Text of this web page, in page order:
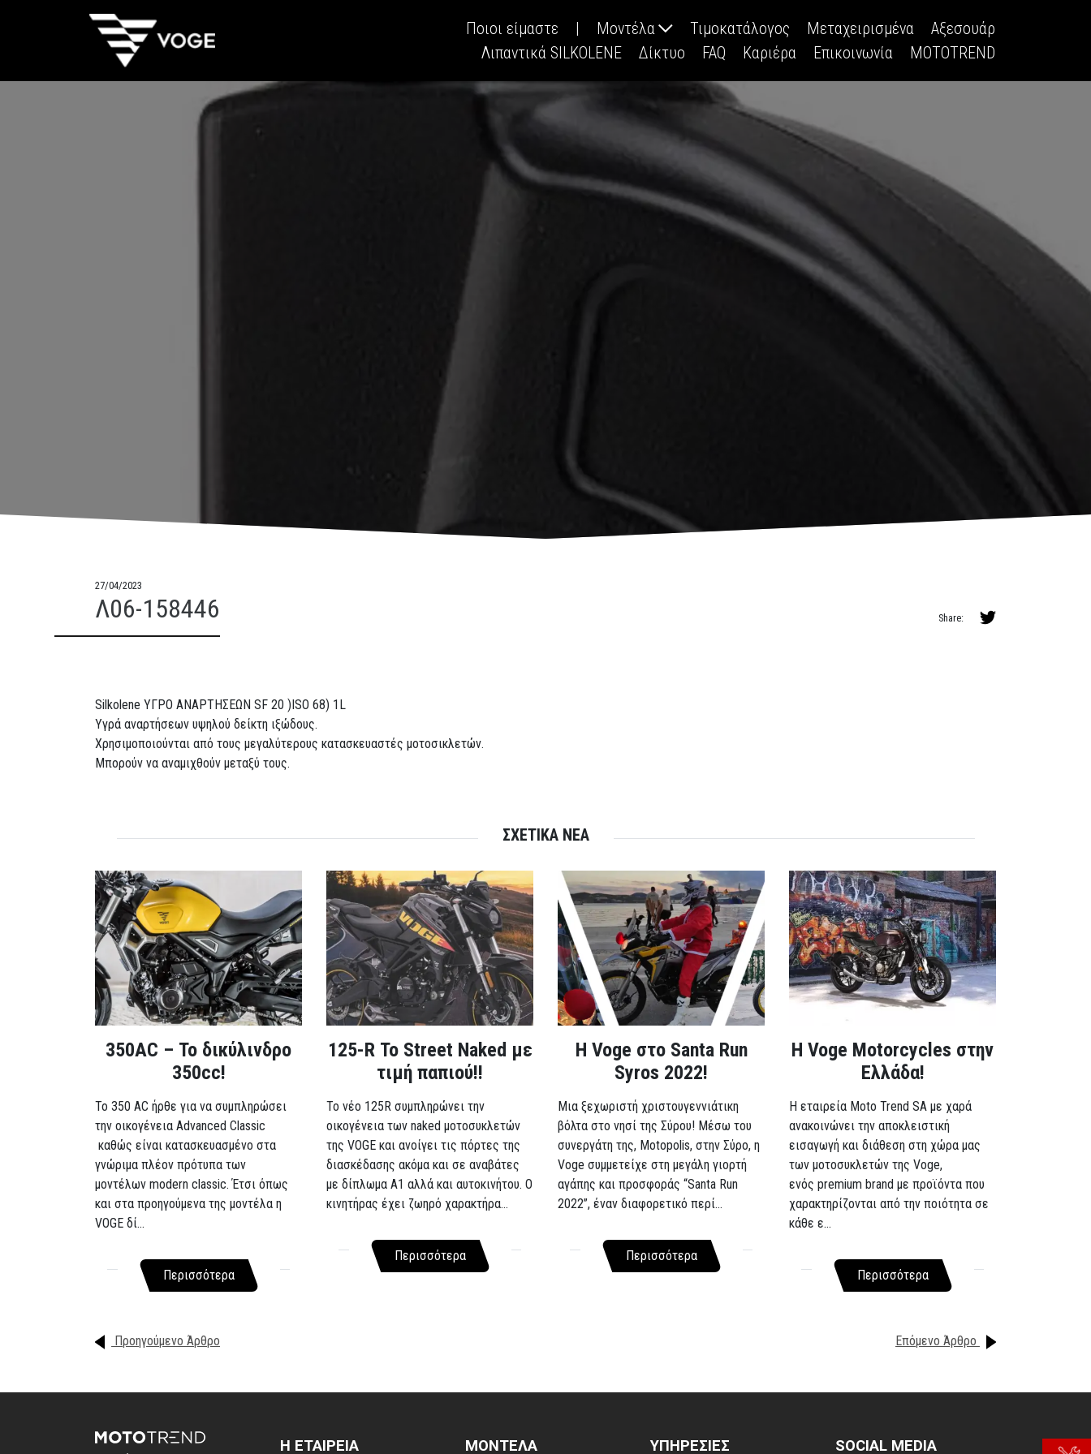
Ποιοι είμαστε | Μοντέλα Τιμοκατάλογος Μεταχειρισμένα
Αξεσουάρ
Λιπαντικά SILKOLENE
Δίκτυο FAQ Καριέρα Επικοινωνία MOTOTREND
27/04/2023
Λ06-158446 Share:
Silkolene ΥΓΡΟ ΑΝΑΡΤΗΣΕΩΝ SF 20 )ISO 68) 1L
Υγρά αναρτήσεων υψηλού δείκτη ιξώδους.
Χρησιμοποιούνται από τους μεγαλύτερους κατασκευαστές μοτοσικλετών.
Μπορούν να αναμιχθούν μεταξύ τους.
ΣΧΕΤΙΚΑ ΝΕΑ
350AC – Το δικύλινδρο
350cc!
To 350 AC ήρθε για να συμπληρώσει
την οικογένεια Advanced Classic
καθώς είναι κατασκευασμένο στα
γνώριμα πλέον πρότυπα των
μοντέλων modern classic. Έτσι όπως
και στα προηγούμενα της μοντέλα η
VOGE δί...
Περισσότερα
125-R Το Street Naked με
τιμή παπιού!!
Το νέο 125R συμπληρώνει την
οικογένεια των naked μοτοσυκλετών
της VOGE και ανοίγει τις πόρτες της
διασκέδασης ακόμα και σε αναβάτες
με δίπλωμα A1 αλλά και αυτοκινήτου. Ο
κινητήρας έχει ζωηρό χαρακτήρα...
Περισσότερα
Η Voge στο Santa Run
Syros 2022!
Μια ξεχωριστή χριστουγεννιάτικη
βόλτα στο νησί της Σύρου! Μέσω του
συνεργάτη της, Motopolis, στην Σύρο, η
Voge συμμετείχε στη μεγάλη γιορτή
αγάπης και προσφοράς “Santa Run
2022”, έναν διαφορετικό περί...
Περισσότερα
H Voge Motorcycles στην
Ελλάδα!
Η εταιρεία Moto Trend SA με χαρά
ανακοινώνει την αποκλειστική
εισαγωγή και διάθεση στη χώρα μας
των μοτοσυκλετών της Voge,
ενός premium brand με προϊόντα που
χαρακτηρίζονται από την ποιότητα σε
κάθε ε...
Περισσότερα
Προηγούμενο Άρθρο Επόμενο Άρθρο
Η ΕΤΑΙΡΕΙΑ ΜΟΝΤΕΛΑ ΥΠΗΡΕΣΙΕΣ SOCIAL MEDIA